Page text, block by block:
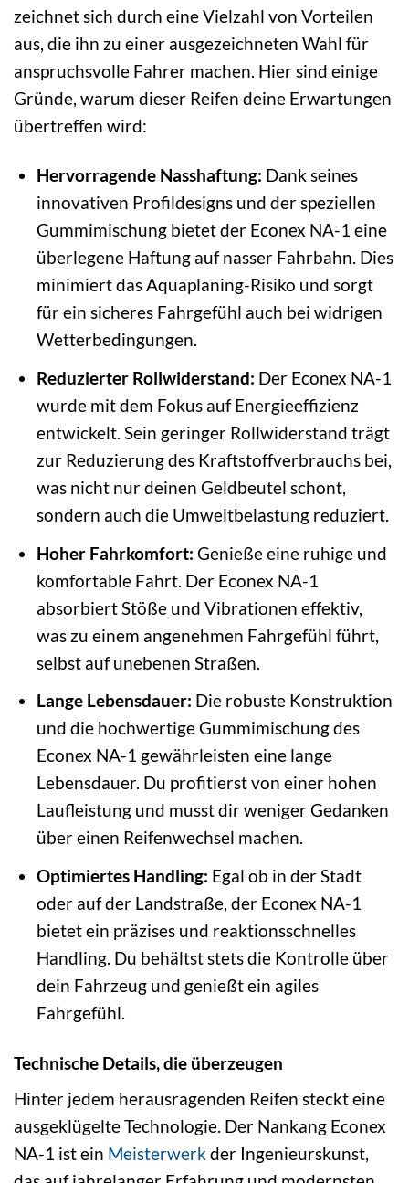
zeichnet sich durch eine Vielzahl von Vorteilen
aus, die ihn zu einer ausgezeichneten Wahl für
anspruchsvolle Fahrer machen. Hier sind einige
Gründe, warum dieser Reifen deine Erwartungen
übertreffen wird:
Hervorragende Nasshaftung: Dank seines
innovativen Profildesigns und der speziellen
Gummimischung bietet der Econex NA-1 eine
überlegene Haftung auf nasser Fahrbahn. Dies
minimiert das Aquaplaning-Risiko und sorgt
für ein sicheres Fahrgefühl auch bei widrigen
Wetterbedingungen.
Reduzierter Rollwiderstand: Der Econex NA-1
wurde mit dem Fokus auf Energieeffizienz
entwickelt. Sein geringer Rollwiderstand trägt
zur Reduzierung des Kraftstoffverbrauchs bei,
was nicht nur deinen Geldbeutel schont,
sondern auch die Umweltbelastung reduziert.
Hoher Fahrkomfort: Genieße eine ruhige und
komfortable Fahrt. Der Econex NA-1
absorbiert Stöße und Vibrationen effektiv,
was zu einem angenehmen Fahrgefühl führt,
selbst auf unebenen Straßen.
Lange Lebensdauer: Die robuste Konstruktion
und die hochwertige Gummimischung des
Econex NA-1 gewährleisten eine lange
Lebensdauer. Du profitierst von einer hohen
Laufleistung und musst dir weniger Gedanken
über einen Reifenwechsel machen.
Optimiertes Handling: Egal ob in der Stadt
oder auf der Landstraße, der Econex NA-1
bietet ein präzises und reaktionsschnelles
Handling. Du behältst stets die Kontrolle über
dein Fahrzeug und genießt ein agiles
Fahrgefühl.
Technische Details, die überzeugen
Hinter jedem herausragenden Reifen steckt eine
ausgeklügelte Technologie. Der Nankang Econex
NA-1 ist ein Meisterwerkder Ingenieurskunst,